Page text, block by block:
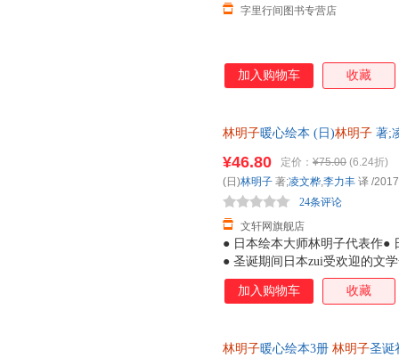
字里行间图书专营店
加入购物车 收藏
林明子暖心绘本 (日)林明子 著;
● 日本绘本大师林明子代表作●
● 圣诞期间日本zui受欢迎的文
子暖暖的画风吸引到，读罢故
孩虽看上去有些胆小，但她们
诞老人，小黎便勇敢地出门去
¥46.80 定价： ¥75.00 (6.24折)
文轩网旗舰店
24条评论
(日)林明子 著;凌文桦,李力丰 译 /
加入购物车 收藏
林明子暖心绘本3册 林明子圣诞